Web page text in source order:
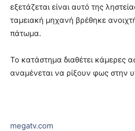
εξετάζεται είναι αυτό της
ταμειακή μηχανή βρέθηκε
πάτωμα.
Το κατάστημα διαθέτει κάμερες
αναμένεται να ρίξουν φως στην
megatv.com